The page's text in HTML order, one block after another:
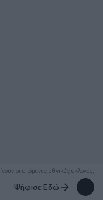
οι επόμενες εθνικές εκλογές;
Ψήφισε Εδώ